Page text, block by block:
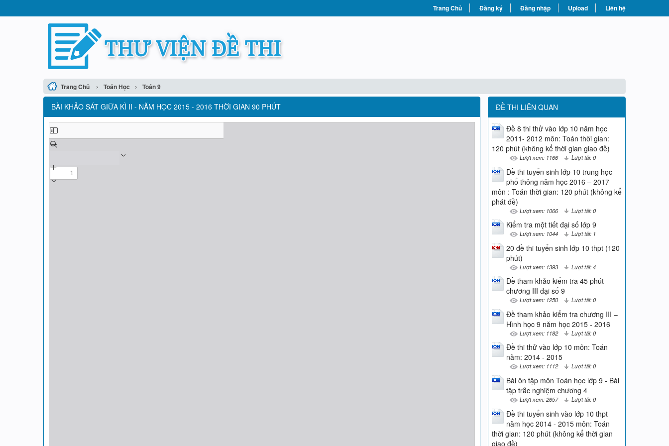
Trang Chủ Đăng ký Đăng nhập Upload Liên hệ
Trang Chủ › Toán Học › Toán 9
BÀI KHẢO SÁT GIỮA KÌ II - NĂM HỌC 2015 - 2016 THỜI GIAN 90 PHÚT ĐỀ THI LIÊN QUAN
Đề 8 thi thử vào lớp 10 năm học
2011- 2012 môn: Toán thời gian:
120 phút (không kể thời gian giao đề)
Lượt xem: 1166 Lượt tải: 0
Đề thi tuyển sinh lớp 10 trung học
phổ thông năm học 2016 – 2017
môn : Toán thời gian: 120 phút (không kể
phát đề)
Lượt xem: 1066 Lượt tải: 0
Kiểm tra một tiết đại số lớp 9
Lượt xem: 1044 Lượt tải: 1
20 đề thi tuyển sinh lớp 10 thpt (120
phút)
Lượt xem: 1393 Lượt tải: 4
Đề tham khảo kiểm tra 45 phút
chương III đại số 9
Lượt xem: 1250 Lượt tải: 0
Đề tham khảo kiểm tra chương III –
Hình học 9 năm học 2015 - 2016
Lượt xem: 1182 Lượt tải: 0
Đề thi thử vào lớp 10 môn: Toán
năm: 2014 - 2015
Lượt xem: 1112 Lượt tải: 0
Bài ôn tập môn Toán học lớp 9 - Bài
tập trắc nghiệm chương 4
Lượt xem: 2657 Lượt tải: 0
Đề thi tuyển sinh vào lớp 10 thpt
năm học 2014 - 2015 môn: Toán
thời gian: 120 phút (không kể thời gian
giao đề)